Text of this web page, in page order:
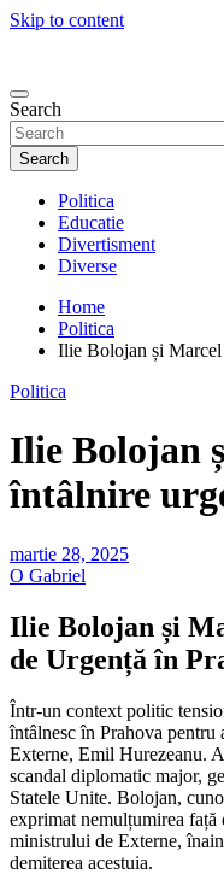
Skip to content
Search
Search
Politica
Educatie
Divertisment
Diverse
Home
Politica
Ilie Bolojan și
Politica
Ilie Bolojan
întâlnire
martie 28, 2025
O Gabriel
Ilie Bolojan și
de Urgență în
Într-un context politic
întâlnesc în Prahova pentru
Externe, Emil Hurezeanu.
scandal diplomatic major,
Statele Unite. Bolojan,
exprimat nemulțumirea
ministrului de Externe,
demiterea acestuia.